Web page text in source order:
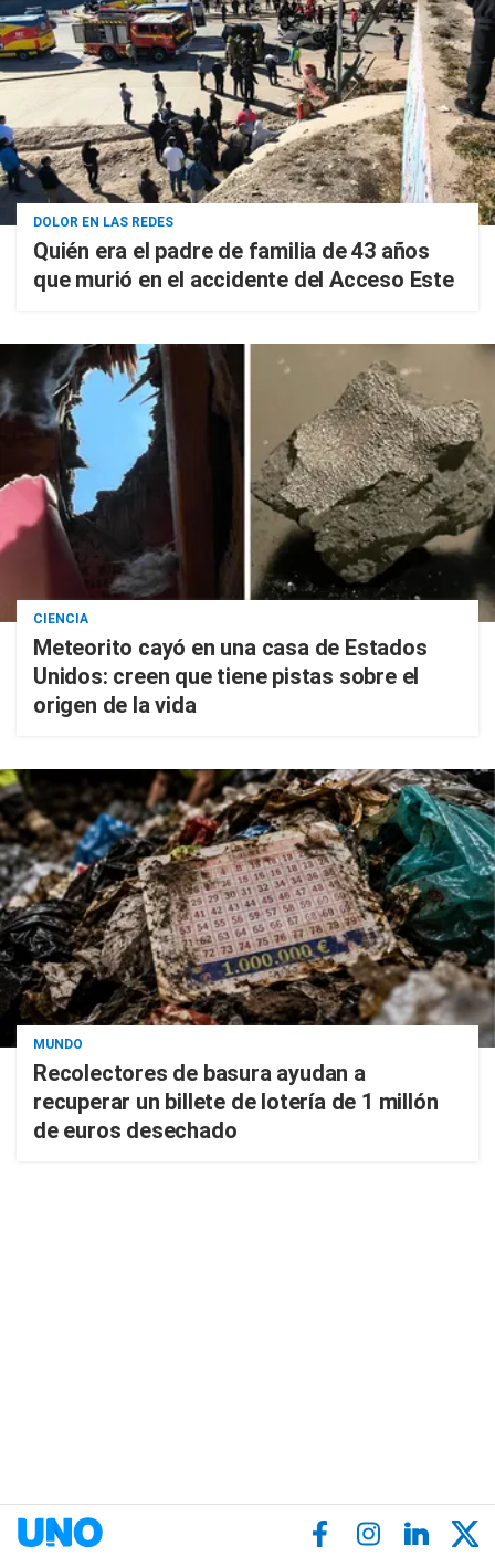
DOLOR EN LAS REDES
Quién era el padre de familia de 43 años
que murió en el accidente del Acceso Este
CIENCIA
Meteorito cayó en una casa de Estados
Unidos: creen que tiene pistas sobre el
origen de la vida
MUNDO
Recolectores de basura ayudan a
recuperar un billete de lotería de 1 millón
de euros desechado